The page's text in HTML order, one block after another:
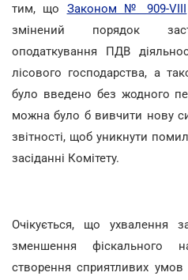
тим, що Законом № 909-VIII
змінений порядок
оподаткування ПДВ
лісового господарства, а
було введено без жодного
можна було б вивчити нову
звітності, щоб уникнути
засіданні Комітету.
Очікується, що ухвалення
зменшення фіскального
створення сприятливих умов